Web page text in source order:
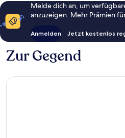
Melde dich an, um
anzuzeigen. Mehr Prämien
Anmelden Jetzt kostenlos
Zur Gegend